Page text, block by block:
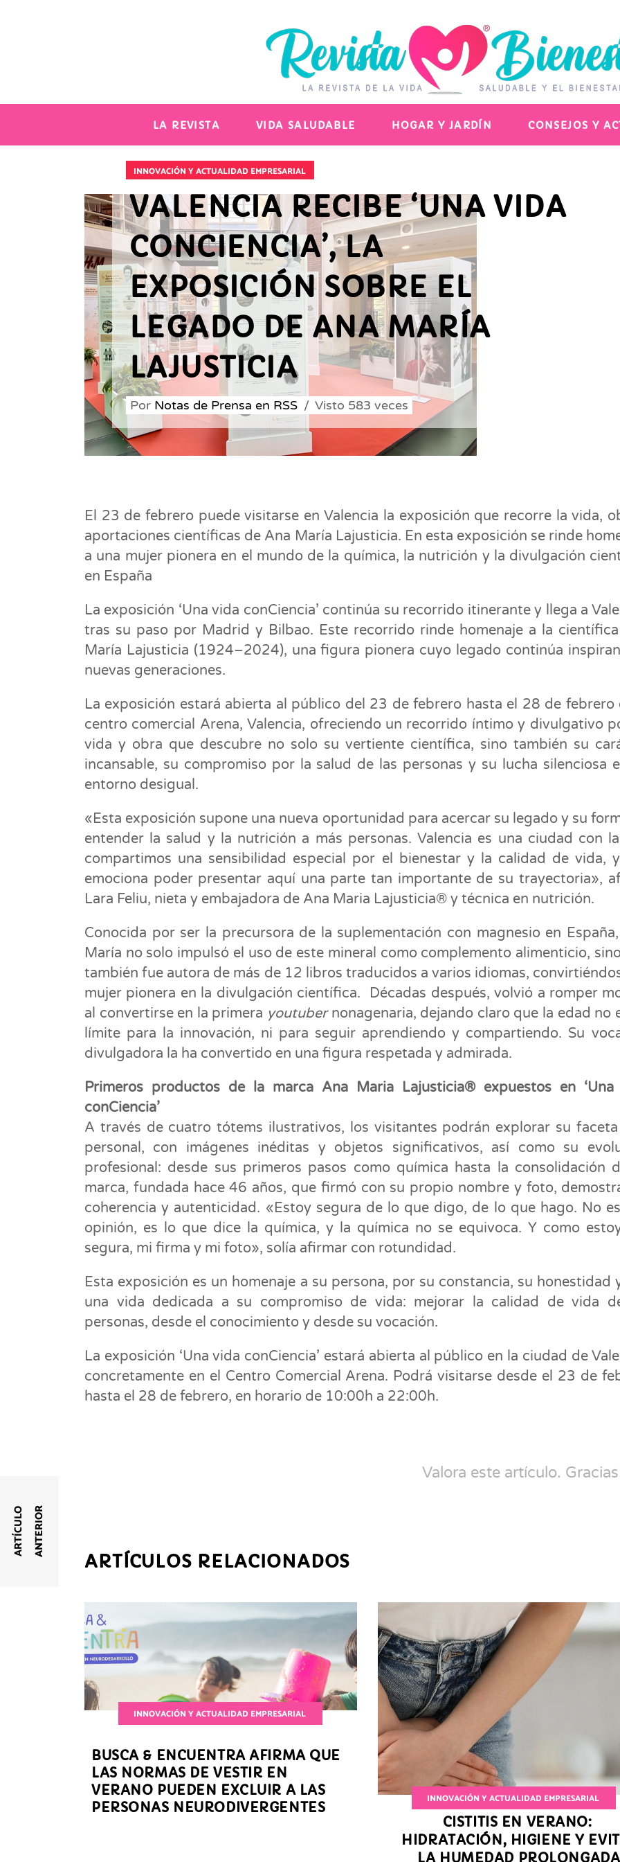
LA REVISTA VIDA SALUDABLE HOGAR Y JARDÍN CONSEJOS Y
INNOVACIÓN Y ACTUALIDAD EMPRESARIAL
VALENCIA RECIBE ‘UNA VIDA
CONCIENCIA’, LA
EXPOSICIÓN SOBRE EL
LEGADO DE ANA MARÍA
LAJUSTICIA
Por Notas de Prensa en RSS Visto 583 veces
El 23 de febrero puede visitarse en Valencia la exposición que recorre la vida,
aportaciones científicas de Ana María Lajusticia. En esta exposición se rinde
a una mujer pionera en el mundo de la química, la nutrición y la divulgación
en España
La exposición ‘Una vida conCiencia’ continúa su recorrido itinerante y llega a
tras su paso por Madrid y Bilbao. Este recorrido rinde homenaje a la
María Lajusticia (1924–2024), una figura pionera cuyo legado continúa
nuevas generaciones.
La exposición estará abierta al público del 23 de febrero hasta el 28 de febrero
centro comercial Arena, Valencia, ofreciendo un recorrido íntimo y divulgativo
vida y obra que descubre no solo su vertiente científica, sino también su
incansable, su compromiso por la salud de las personas y su lucha silenciosa
entorno desigual.
«Esta exposición supone una nueva oportunidad para acercar su legado y su
entender la salud y la nutrición a más personas. Valencia es una ciudad con
compartimos una sensibilidad especial por el bienestar y la calidad de vida,
emociona poder presentar aquí una parte tan importante de su trayectoria»,
Lara Feliu, nieta y embajadora de Ana Maria Lajusticia® y técnica en nutrición.
Conocida por ser la precursora de la suplementación con magnesio en
María no solo impulsó el uso de este mineral como complemento alimenticio,
también fue autora de más de 12 libros traducidos a varios idiomas,
mujer pionera en la divulgación científica. Décadas después, volvió a romper
al convertirse en la primera youtubernonagenaria, dejando claro que la edad no
límite para la innovación, ni para seguir aprendiendo y compartiendo. Su
divulgadora la ha convertido en una figura respetada y admirada.
Primeros productos de la marca Ana Maria Lajusticia® expuestos en ‘Una
conCiencia’
A través de cuatro tótems ilustrativos, los visitantes podrán explorar su faceta
personal, con imágenes inéditas y objetos significativos, así como su
profesional: desde sus primeros pasos como química hasta la consolidación
marca, fundada hace 46 años, que firmó con su propio nombre y foto,
coherencia y autenticidad. «Estoy segura de lo que digo, de lo que hago. No
opinión, es lo que dice la química, y la química no se equivoca. Y como
segura, mi firma y mi foto», solía afirmar con rotundidad.
Esta exposición es un homenaje a su persona, por su constancia, su honestidad
una vida dedicada a su compromiso de vida: mejorar la calidad de vida
personas, desde el conocimiento y desde su vocación.
La exposición ‘Una vida conCiencia’ estará abierta al público en la ciudad de
concretamente en el Centro Comercial Arena. Podrá visitarse desde el 23 de
hasta el 28 de febrero, en horario de 10:00h a 22:00h.
Valora este artículo.
A
R
T
Í
C
U
L
O
A
N
T
E
R
I
O R
ARTÍCULOS RELACIONADOS
INNOVACIÓN Y ACTUALIDAD EMPRESARIAL
BUSCA & ENCUENTRA AFIRMA QUE
LAS NORMAS DE VESTIR EN
VERANO PUEDEN EXCLUIR A LAS
PERSONAS NEURODIVERGENTES
INNOVACIÓN Y ACTUALIDAD EMPRESARIAL
CISTITIS EN VERANO:
HIDRATACIÓN, HIGIENE Y
LA HUMEDAD